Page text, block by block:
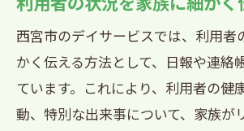
西宮市のデイサービスでは、利用者
かく伝える方法として、日報や連絡
ています。これにより、利用者の健
動、特別な出来事について、家族が